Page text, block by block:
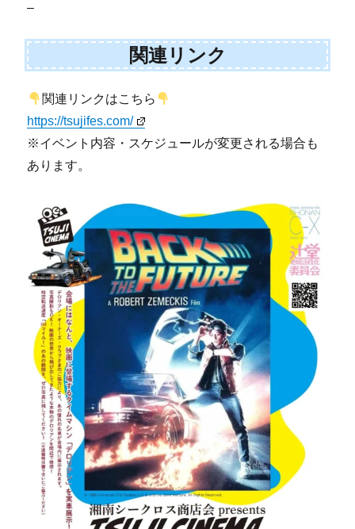
–
関連リンク
関連リンクはこちら
https://tsujifes.com/
※イベント内容・スケジュールが変更される場合も
あります。